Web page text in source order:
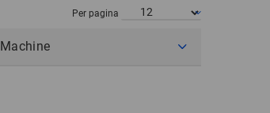
POLAND
SPAIN
Per pagina
Machine